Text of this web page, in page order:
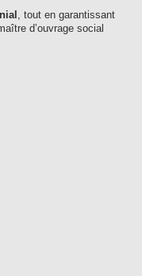
, tout en garantissant
d’ouvrage social